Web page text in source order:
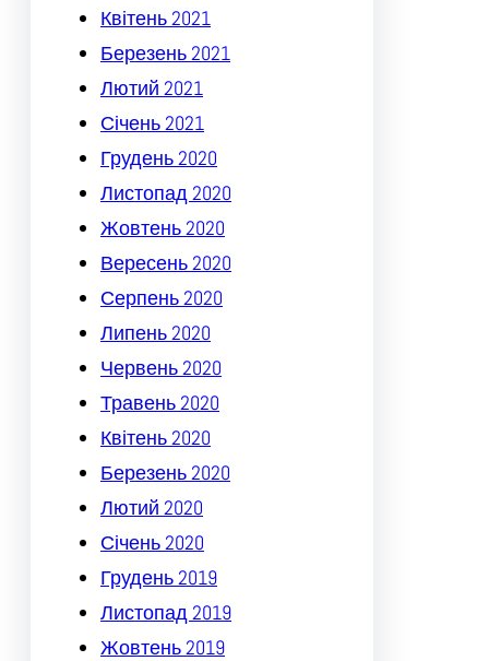
Квітень 2021
Березень 2021
Лютий 2021
Січень 2021
Грудень 2020
Листопад 2020
Жовтень 2020
Вересень 2020
Серпень 2020
Липень 2020
Червень 2020
Травень 2020
Квітень 2020
Березень 2020
Лютий 2020
Січень 2020
Грудень 2019
Листопад 2019
Жовтень 2019